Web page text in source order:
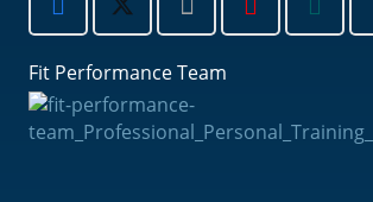
Fit Performance Team